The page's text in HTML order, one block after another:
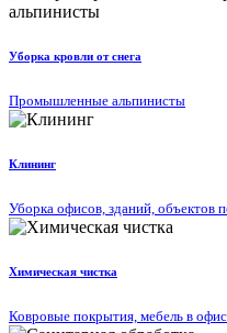
Уборка кровли от снега
Промышленные альпинисты
Клининг
Уборка офисов, зданий, объектов
Химическая чистка
Ковровые покрытия, мебель в